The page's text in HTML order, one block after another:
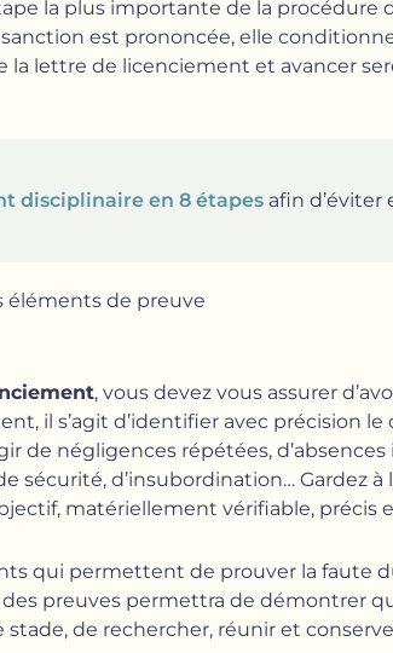
la plus importante de la procédure
est prononcée, elle
lettre de licenciement et avancer
disciplinaire en 8 étapes afin d’éviter
éléments de preuve
, vous devez vous assurer
il s’agit d’identifier avec précision
de négligences répétées,
sécurité, d’insubordination… Gardez à
matériellement vérifiable, précis
qui permettent de prouver la faute
preuves permettra de démontrer
de rechercher, réunir et